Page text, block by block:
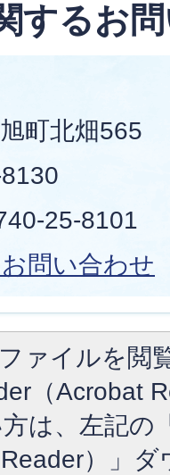
するお
町北畑565
25-8101
問い合わせ
ァイルを閲
（Acrobat
は、左記の
）」